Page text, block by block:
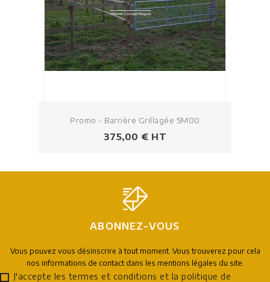
Promo - Barrière Grillagée 5M00
Prix
375,00 € HT
ABONNEZ-VOUS
Vous pouvez vous désinscrire à tout moment. Vous trouverez pour cela
nos informations de contact dans les mentions légales du site.
J'accepte les termes et conditions et la politique de